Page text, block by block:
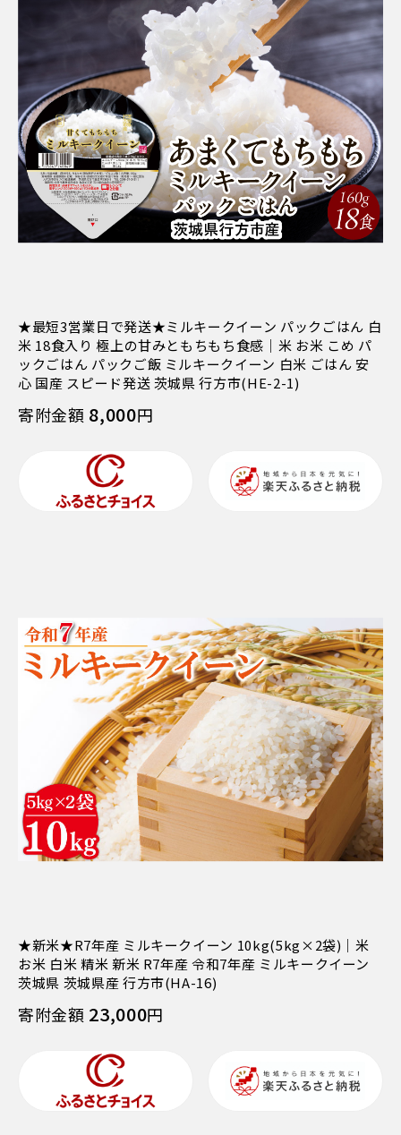
★最短3営業日で発送★ミルキークイーン パックごはん 白
米 18食入り 極上の甘みともちもち食感｜米 お米 こめ パ
ックごはん パックご飯 ミルキークイーン 白米 ごはん 安
心 国産 スピード発送 茨城県 行方市(HE-2-1)
寄附金額 8,000円
★新米★R7年産 ミルキークイーン 10kg(5kg×2袋)｜米
お米 白米 精米 新米 R7年産 令和7年産 ミルキークイーン
茨城県 茨城県産 行方市(HA-16)
寄附金額 23,000円